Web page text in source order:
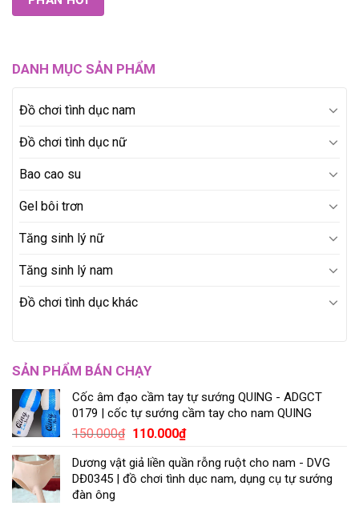
DANH MỤC SẢN PHẨM
Đồ chơi tình dục nam
Đồ chơi tình dục nữ
Bao cao su
Gel bôi trơn
Tăng sinh lý nữ
Tăng sinh lý nam
Đồ chơi tình dục khác
SẢN PHẨM BÁN CHẠY
Cốc âm đạo cầm tay tự sướng QUING - ADGCT
0179 | cốc tự sướng cầm tay cho nam QUING
150.000₫ 110.000₫
Dương vật giả liền quần rỗng ruột cho nam - DVG
DĐ0345 | đồ chơi tình dục nam, dụng cụ tự sướng
đàn ông